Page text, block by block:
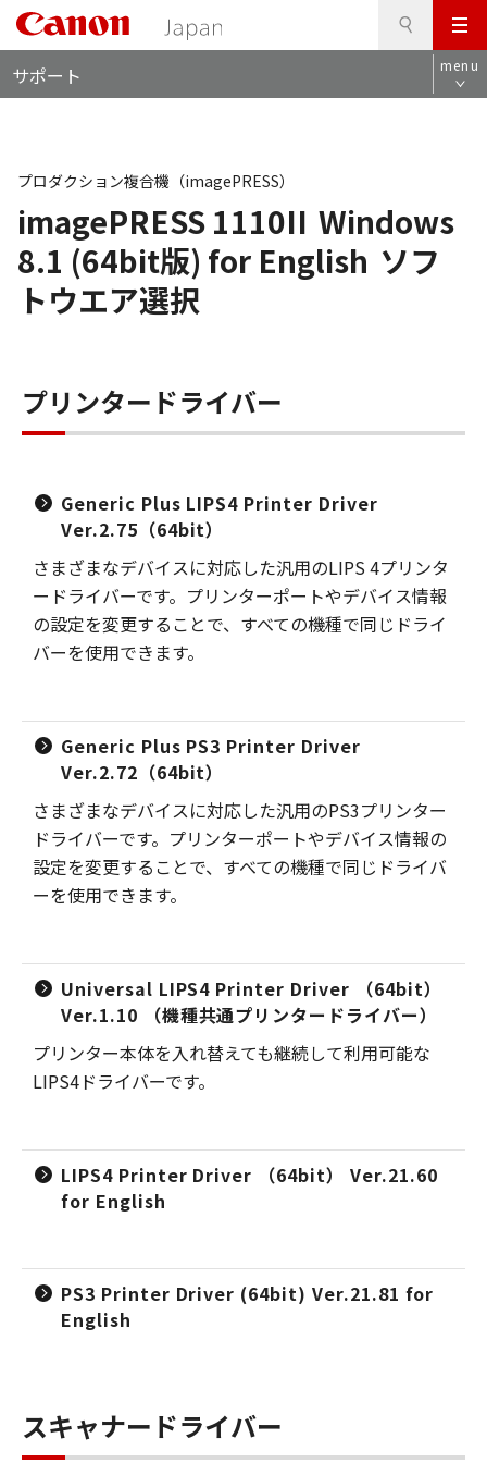
メ
ニ
ュ
サポート menu
imagePRESS 1110II Windows
8.1 (64bit版) for English ソフ
トウエア選択
プロダクション複合機（imagePRESS）
プリンタードライバー
Generic Plus LIPS4 Printer Driver
Ver.2.75（64bit）
さまざまなデバイスに対応した汎用のLIPS 4プリンタ
ードライバーです。プリンターポートやデバイス情報
の設定を変更することで、すべての機種で同じドライ
バーを使用できます。
Generic Plus PS3 Printer Driver
Ver.2.72（64bit）
さまざまなデバイスに対応した汎用のPS3プリンター
ドライバーです。プリンターポートやデバイス情報の
設定を変更することで、すべての機種で同じドライバ
ーを使用できます。
Universal LIPS4 Printer Driver （64bit）
Ver.1.10 （機種共通プリンタードライバー）
プリンター本体を入れ替えても継続して利用可能な
LIPS4ドライバーです。
LIPS4 Printer Driver （64bit） Ver.21.60
for English
PS3 Printer Driver (64bit) Ver.21.81 for
English
スキャナードライバー